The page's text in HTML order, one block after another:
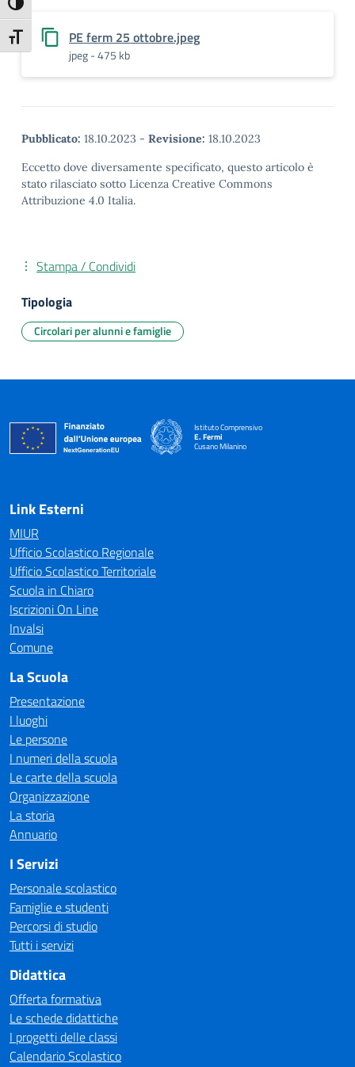
Attiva/disattiva alto contrasto
Attiva/disattiva dimensione testo
PE ferm 25 ottobre.jpeg
jpeg - 475 kb
Pubblicato: 18.10.2023 - Revisione: 18.10.2023
Eccetto dove diversamente specificato, questo articolo è
stato rilasciato sotto Licenza Creative Commons
Attribuzione 4.0 Italia.
Stampa / Condividi
Tipologia
Circolari per alunni e famiglie
Istituto Comprensivo
E. Fermi
Cusano Milanino
Link Esterni
MIUR
Ufficio Scolastico Regionale
Ufficio Scolastico Territoriale
Scuola in Chiaro
Iscrizioni On Line
Invalsi
Comune
La Scuola
Presentazione
I luoghi
Le persone
I numeri della scuola
Le carte della scuola
Organizzazione
La storia
Annuario
I Servizi
Personale scolastico
Famiglie e studenti
Percorsi di studio
Tutti i servizi
Didattica
Offerta formativa
Le schede didattiche
I progetti delle classi
Calendario Scolastico